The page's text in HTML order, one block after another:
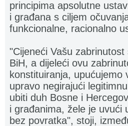
principima apsolutne
i građana s ciljem
funkcionalne, racionalno
"Cijeneći Vašu
BiH, a dijeleći ovu
konstituiranja,
upravo negirajući
ubiti duh Bosne i
i građanima, žele je uvući
bez povratka", stoji,